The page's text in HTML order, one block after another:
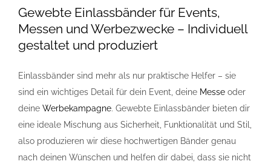
Referenzen
Jobs
Kontakt
Gewebte Einlassbänder für Events,
Messen und Werbezwecke – Individuell
gestaltet und produziert
Einlassbänder sind mehr als nur praktische Helfer – sie
sind ein wichtiges Detail für dein Event, deine Messe oder
deine Werbekampagne. Gewebte Einlassbänder bieten dir
eine ideale Mischung aus Sicherheit, Funktionalität und Stil,
also produzieren wir diese hochwertigen Bänder genau
nach deinen Wünschen und helfen dir dabei, dass sie nicht